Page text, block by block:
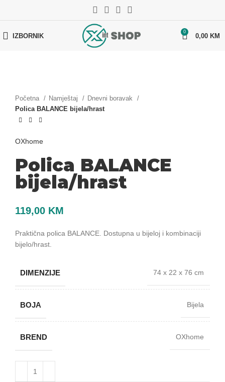
IZBORNIK
0
0,00 KM
Početna Namještaj
Dnevni boravak
Polica BALANCE bijela/hrast
OXhome
Polica BALANCE
bijela/hrast
119,00 KM
Praktična polica BALANCE. Dostupna u bijeloj i kombinaciji
bijelo/hrast.
DIMENZIJE 74 x 22 x 76 cm
BOJA Bijela
BREND OXhome